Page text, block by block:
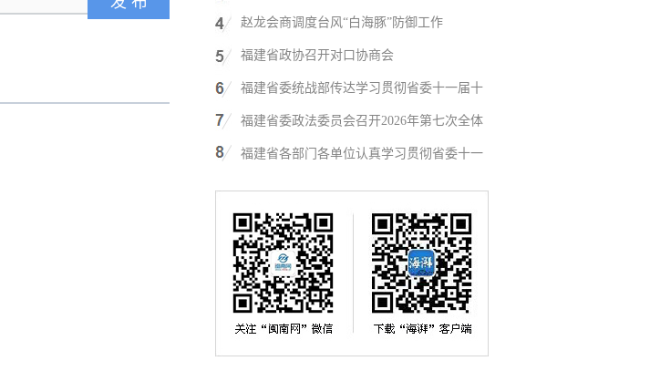
赵龙会商调度台风“白海豚”防御工作
福建省政协召开对口协商会
福建省委统战部传达学习贯彻省委十一届十
福建省委政法委员会召开2026年第七次全体
福建省各部门各单位认真学习贯彻省委十一